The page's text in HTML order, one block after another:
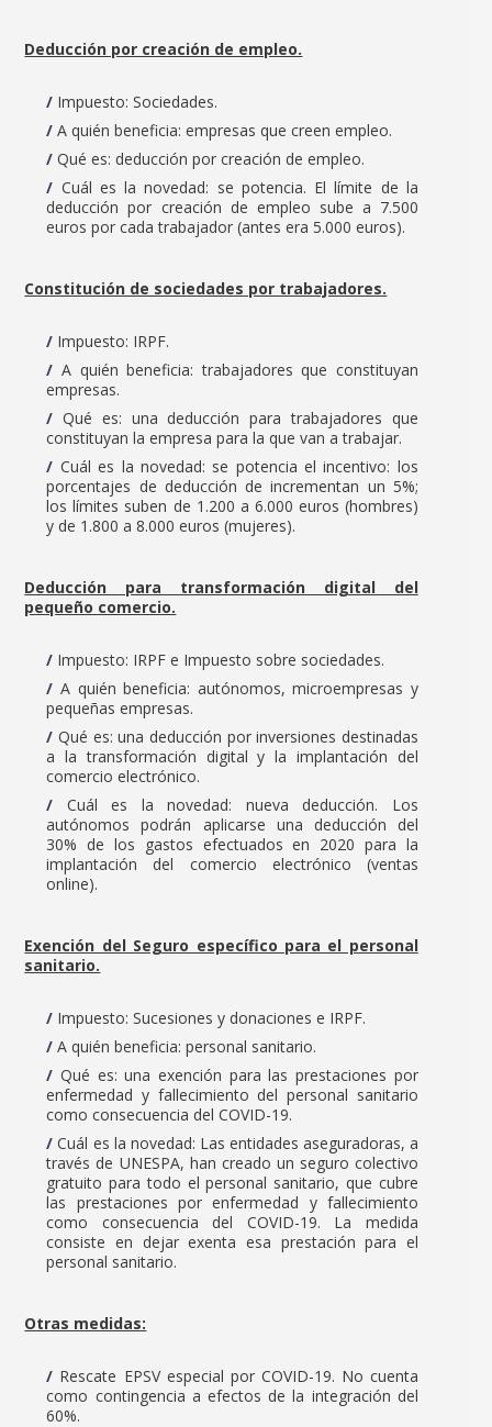
Deducción por creación de empleo.
Impuesto: Sociedades.
A quién beneficia: empresas que creen empleo.
Qué es: deducción por creación de empleo.
Cuál es la novedad: se potencia. El límite de la
deducción por creación de empleo sube a 7.500
euros por cada trabajador (antes era 5.000 euros).
Constitución de sociedades por trabajadores.
Impuesto: IRPF.
A quién beneficia: trabajadores que constituyan
empresas.
Qué es: una deducción para trabajadores que
constituyan la empresa para la que van a trabajar.
Cuál es la novedad: se potencia el incentivo: los
porcentajes de deducción de incrementan un 5%;
los límites suben de 1.200 a 6.000 euros (hombres)
y de 1.800 a 8.000 euros (mujeres).
Deducción para transformación digital del
pequeño comercio.
Impuesto: IRPF e Impuesto sobre sociedades.
A quién beneficia: autónomos, microempresas y
pequeñas empresas.
Qué es: una deducción por inversiones destinadas
a la transformación digital y la implantación del
comercio electrónico.
Cuál es la novedad: nueva deducción. Los
autónomos podrán aplicarse una deducción del
30% de los gastos efectuados en 2020 para la
implantación del comercio electrónico (ventas
online).
Exención del Seguro específico para el personal
sanitario.
Impuesto: Sucesiones y donaciones e IRPF.
A quién beneficia: personal sanitario.
Qué es: una exención para las prestaciones por
enfermedad y fallecimiento del personal sanitario
como consecuencia del COVID-19.
Cuál es la novedad: Las entidades aseguradoras, a
través de UNESPA, han creado un seguro colectivo
gratuito para todo el personal sanitario, que cubre
las prestaciones por enfermedad y fallecimiento
como consecuencia del COVID-19. La medida
consiste en dejar exenta esa prestación para el
personal sanitario.
Otras medidas:
Rescate EPSV especial por COVID-19. No cuenta
como contingencia a efectos de la integración del
60%.